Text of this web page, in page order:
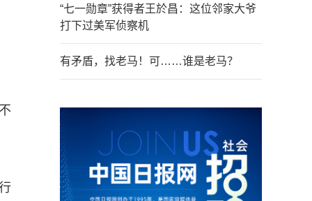
“七一勋章”获得者王於昌：这位邻家大爷
打下过美军侦察机
有矛盾，找老马！可……谁是老马？